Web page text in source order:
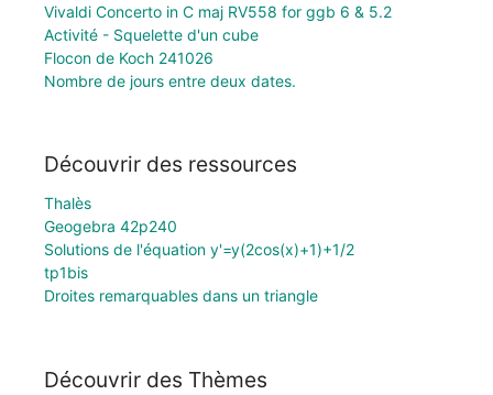
Vivaldi Concerto in C maj RV558 for ggb 6 & 5.2
Activité - Squelette d'un cube
Flocon de Koch 241026
Nombre de jours entre deux dates.
Découvrir des ressources
Thalès
Geogebra 42p240
Solutions de l'équation y'=y(2cos(x)+1)+1/2
tp1bis
Droites remarquables dans un triangle
Découvrir des Thèmes